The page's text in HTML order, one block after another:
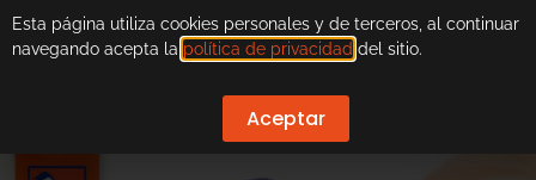
Esta página utiliza cookies personales y de terceros, al continuar
navegando acepta la política de privacidad del sitio.
Aceptar